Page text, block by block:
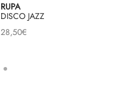
RUPA
DISCO JAZZ
28,50€